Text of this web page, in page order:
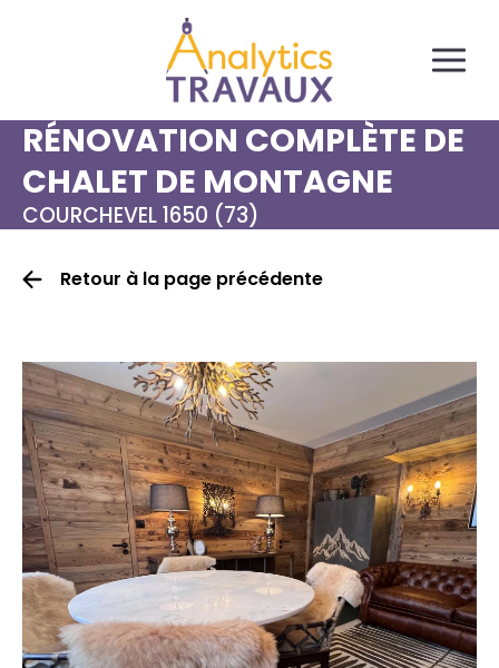
Panneau de gestion des cookies
RÉNOVATION COMPLÈTE DE
CHALET DE MONTAGNE
COURCHEVEL 1650 (73)
Retour à la page précédente